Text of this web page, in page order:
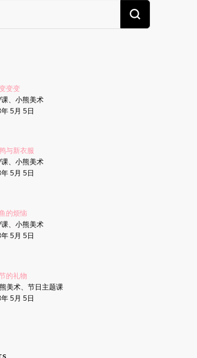
变变
课、小熊美术
5月 5日
与新衣服
课、小熊美术
5月 5日
的烦恼
课、小熊美术
5月 5日
的礼物
美术、节日主题课
5月 5日